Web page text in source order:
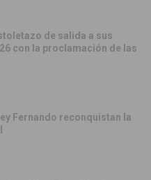
de salida a sus
con la proclamación de las
Fernando reconquistan la